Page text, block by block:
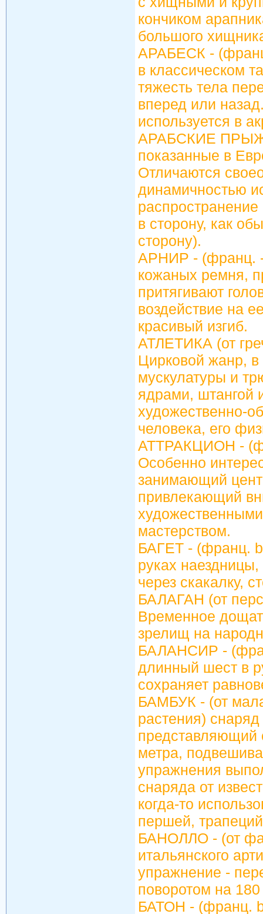
кончиком
большого
АРАБЕСК -
в классическом
тяжесть тела
вперед или
используется в
АРАБСКИЕ
показанные в
Отличаются
динамичностью
в сторону, как
сторону).
АРНИР - (франц. -
кожаных ремня,
притягивают
воздействие на
красивый изгиб.
АТЛЕТИКА (от
Цирковой жанр, в
мускулатуры и
ядрами, штангой
художественно-
человека, его
АТТРАКЦИОН -
Особенно
занимающий
привлекающий
мастерством.
БАГЕТ - (франц.
руках наездницы,
через скакалку,
БАЛАГАН (от
Временное
зрелищ на
БАЛАНСИР -
длинный шест в
сохраняет
БАМБУК - (от
растения)
представляющий
метра,
упражнения
снаряда от
когда-то
першей,
БАНОЛЛО - (от
итальянского
упражнение -
поворотом на 180
БАТОН - (франц.